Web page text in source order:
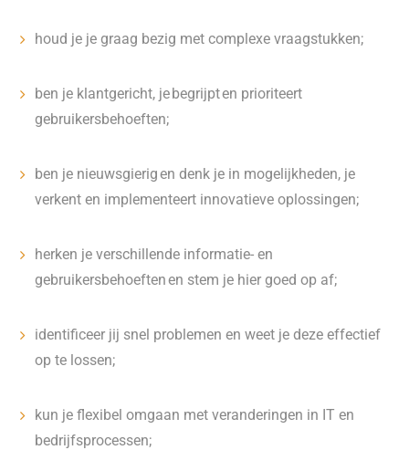
houd je je graag bezig met complexe vraagstukken;
ben je klantgericht, je begrijpt en prioriteert
gebruikersbehoeften;
ben je nieuwsgierig en denk je in mogelijkheden, je
verkent en implementeert innovatieve oplossingen;
herken je verschillende informatie- en
gebruikersbehoeften en stem je hier goed op af;
identificeer jij snel problemen en weet je deze effectief
op te lossen;
kun je flexibel omgaan met veranderingen in IT en
bedrijfsprocessen;